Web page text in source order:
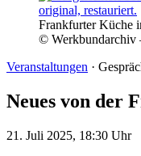
Frankfurter Küche
© Werkbundarchiv
Veranstaltungen ·
Neues von der
21. Juli 2025, 18:30 Uhr